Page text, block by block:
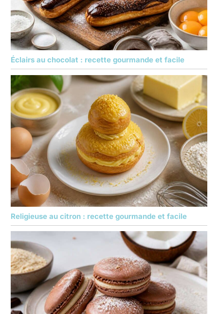
Éclairs au chocolat : recette gourmande et facile
Religieuse au citron : recette gourmande et facile